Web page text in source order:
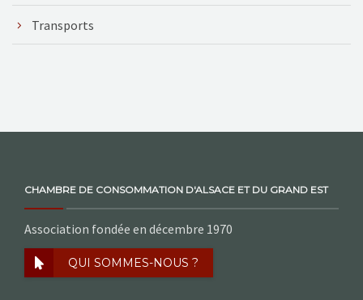
Transports
CHAMBRE DE CONSOMMATION D'ALSACE ET DU GRAND EST
Association fondée en décembre 1970
QUI SOMMES-NOUS ?